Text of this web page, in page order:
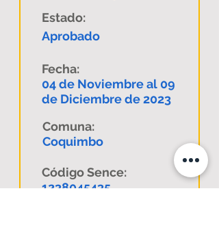
Estado:
Aprobado
Fecha:
04 de Noviembre al 09
de Diciembre de 2023
Comuna:
Coquimbo
Código Sence:
1238045435